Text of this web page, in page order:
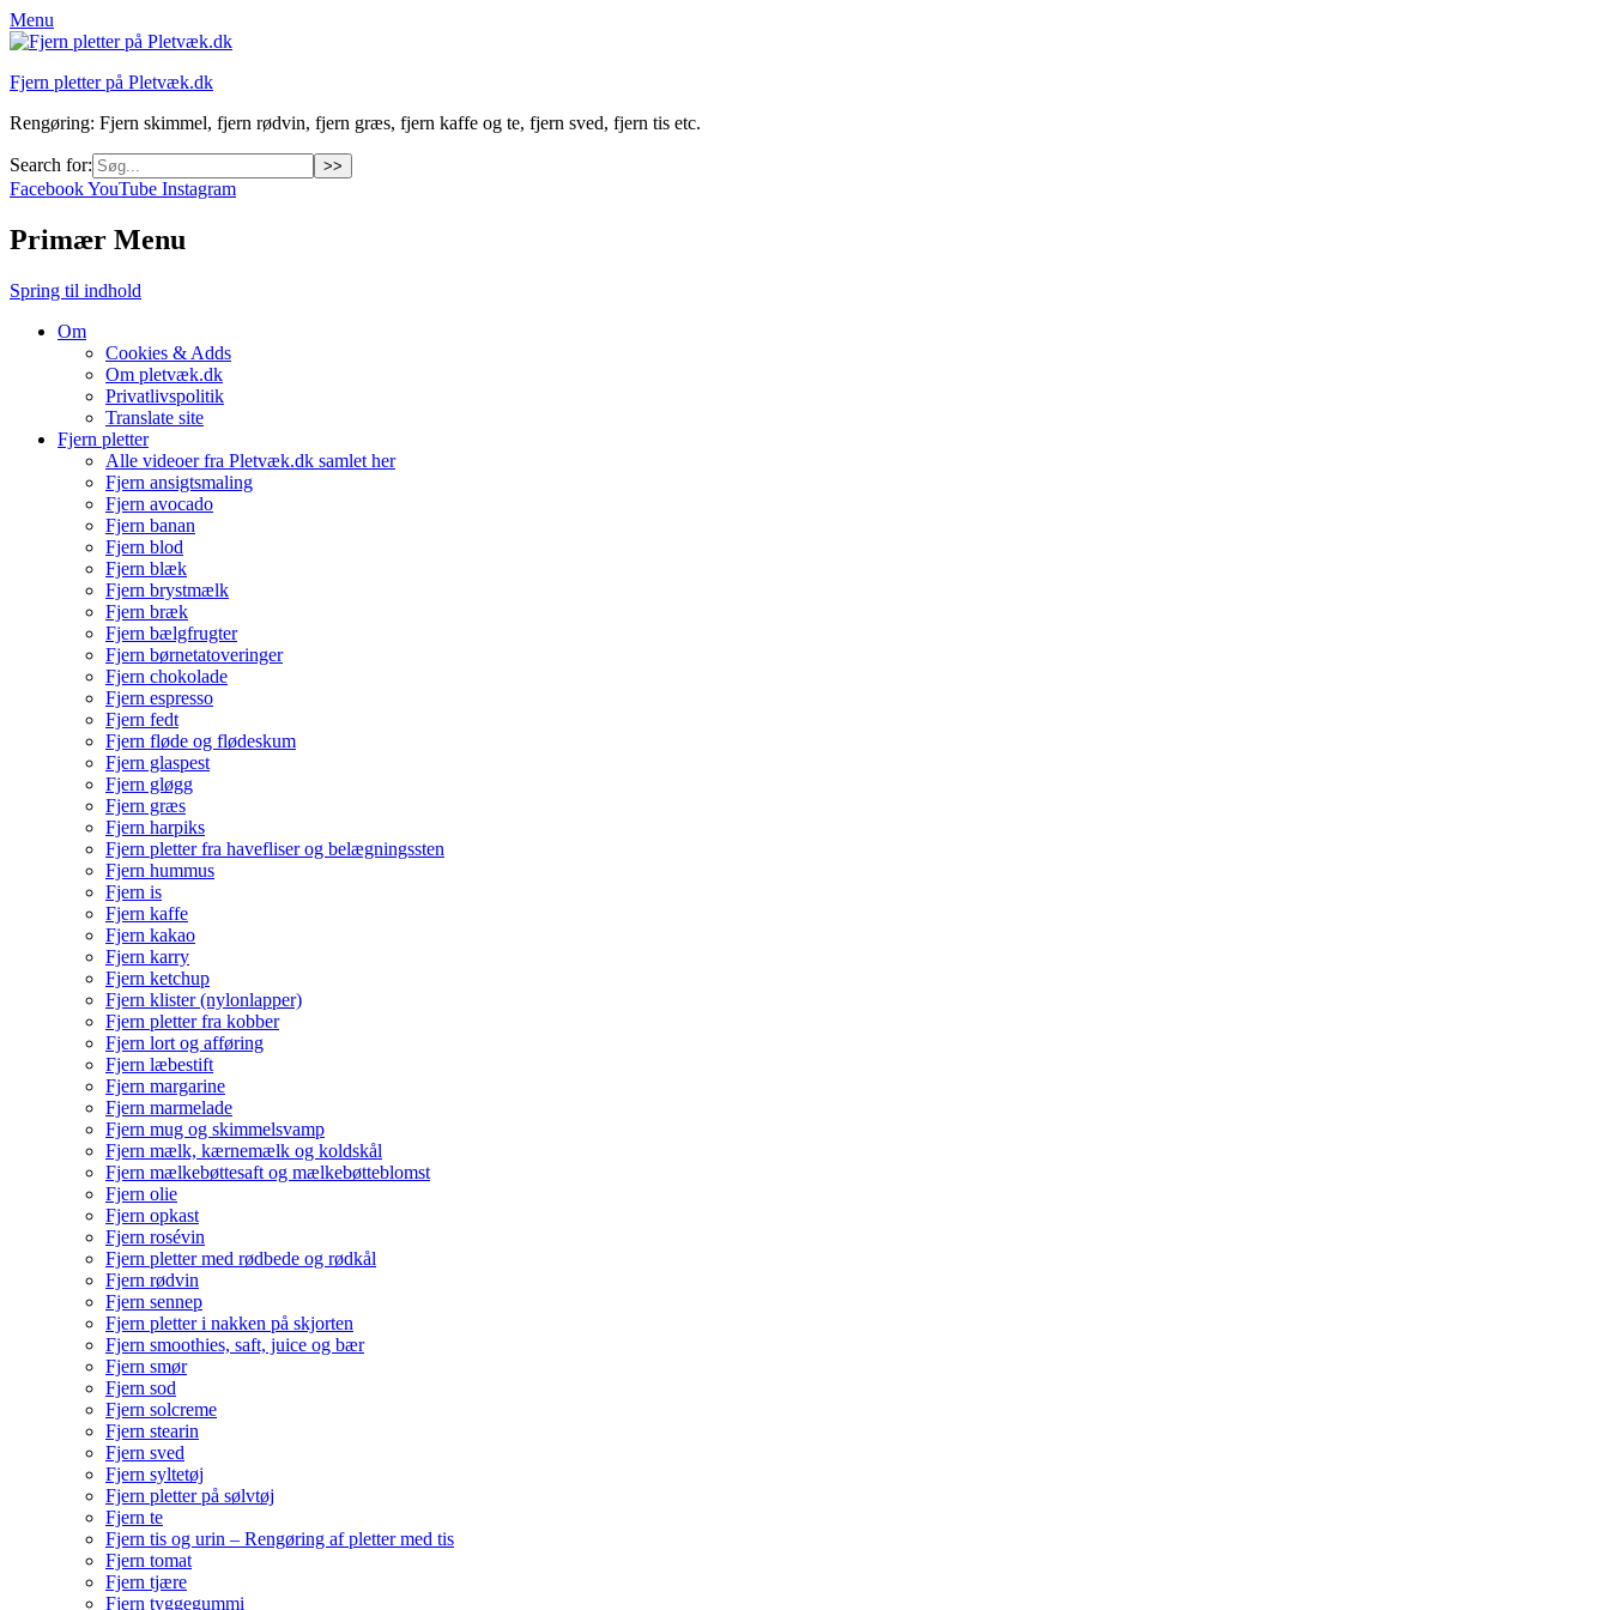
Menu
Fjern pletter på Pletvæk.dk
Rengøring: Fjern skimmel, fjern rødvin, fjern græs, fjern kaffe og te, fjern sved, fjern tis etc.
Search for:
FacebookYouTube Instagram
Primær Menu
Spring til indhold
Om
Cookies & Adds
Om pletvæk.dk
Privatlivspolitik
Translate site
Fjern pletter
Alle videoer fra Pletvæk.dk samlet her
Fjern ansigtsmaling
Fjern avocado
Fjern banan
Fjern blod
Fjern blæk
Fjern brystmælk
Fjern bræk
Fjern bælgfrugter
Fjern børnetatoveringer
Fjern chokolade
Fjern espresso
Fjern fedt
Fjern fløde og flødeskum
Fjern glaspest
Fjern gløgg
Fjern græs
Fjern harpiks
Fjern pletter fra havefliser og belægningssten
Fjern hummus
Fjern is
Fjern kaffe
Fjern kakao
Fjern karry
Fjern ketchup
Fjern klister (nylonlapper)
Fjern pletter fra kobber
Fjern lort og afføring
Fjern læbestift
Fjern margarine
Fjern marmelade
Fjern mug og skimmelsvamp
Fjern mælk, kærnemælk og koldskål
Fjern mælkebøttesaft og mælkebøtteblomst
Fjern olie
Fjern opkast
Fjern rosévin
Fjern pletter med rødbede og rødkål
Fjern rødvin
Fjern sennep
Fjern pletter i nakken på skjorten
Fjern smoothies, saft, juice og bær
Fjern smør
Fjern sod
Fjern solcreme
Fjern stearin
Fjern sved
Fjern syltetøj
Fjern pletter på sølvtøj
Fjern te
Fjern tis og urin – Rengøring af pletter med tis
Fjern tomat
Fjern tjære
Fjern tyggegummi